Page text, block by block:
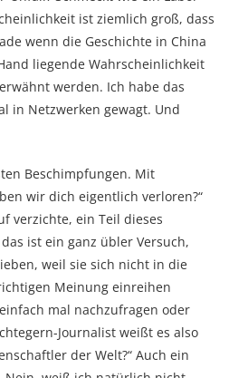
ist ziemlich groß, dass
wenn die Geschichte in China
liegende Wahrscheinlichkeit
werden. Ich habe das
in Netzwerken gewagt. Und
Beschimpfungen. Mit
wir dich eigentlich verloren?“
verzichte, ein Teil dieses
ist ein ganz übler Versuch,
weil sie sich nicht in die
Meinung einreihen
mal nachzufragen oder
Journalist weißt es also
der Welt?“ Auch ein